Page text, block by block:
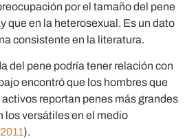
por el tamaño del pene
que en la heterosexual. Es un dato
consistente en la literatura.
del pene podría tener relación con
encontró que los hombres que
reportan penes más grandes
los versátiles en el medio
).